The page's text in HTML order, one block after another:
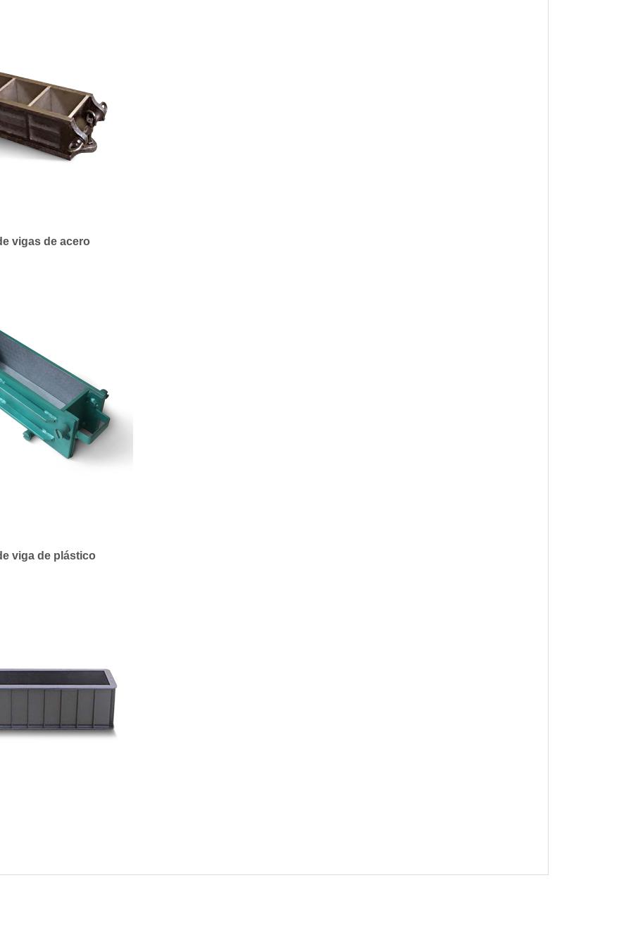
vigas de acero
viga de plástico